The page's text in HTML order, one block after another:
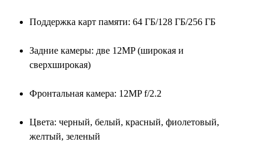
Поддержка карт памяти: 64 ГБ/128 ГБ/256 ГБ
Задние камеры: две 12MP (широкая и
сверхширокая)
Фронтальная камера: 12MP f/2.2
Цвета: черный, белый, красный, фиолетовый,
желтый, зеленый